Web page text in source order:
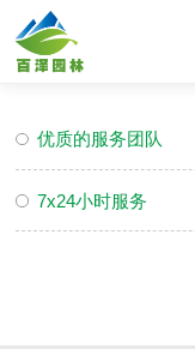
优质的服务团队
7x24小时服务